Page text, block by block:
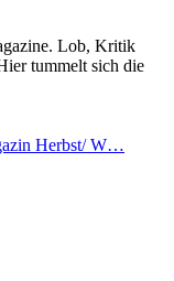
Lob, Kritik
tummelt sich die
Herbst/ W…